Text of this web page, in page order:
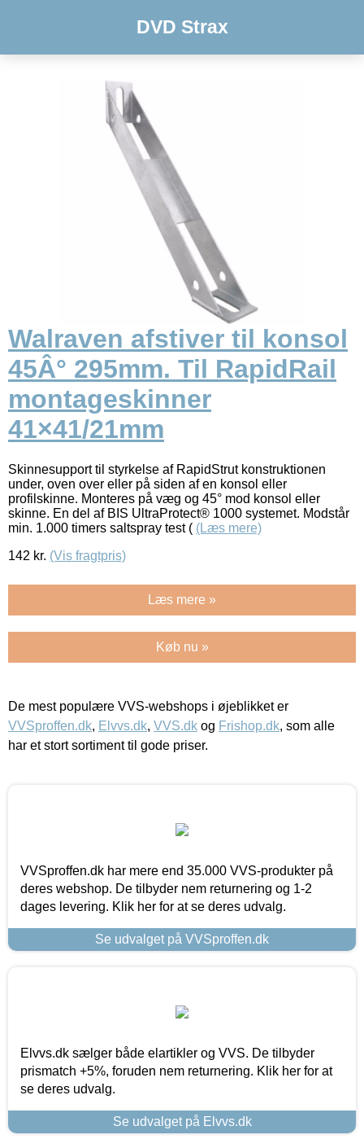
DVD Strax
Walraven afstiver til konsol
45Â° 295mm. Til RapidRail
montageskinner
41×41/21mm
Skinnesupport til styrkelse af RapidStrut konstruktionen
under, oven over eller på siden af en konsol eller
profilskinne. Monteres på væg og 45° mod konsol eller
skinne. En del af BIS UltraProtect® 1000 systemet. Modstår
min. 1.000 timers saltspray test ( (Læs mere)
142 kr. (Vis fragtpris)
Læs mere »
Køb nu »
De mest populære VVS-webshops i øjeblikket er
VVSproffen.dk, Elvvs.dk, VVS.dk og Frishop.dk, som alle
har et stort sortiment til gode priser.
VVSproffen.dk har mere end 35.000 VVS-produkter på
deres webshop. De tilbyder nem returnering og 1-2
dages levering. Klik her for at se deres udvalg.
Se udvalget på VVSproffen.dk
Elvvs.dk sælger både elartikler og VVS. De tilbyder
prismatch +5%, foruden nem returnering. Klik her for at
se deres udvalg.
Se udvalget på Elvvs.dk